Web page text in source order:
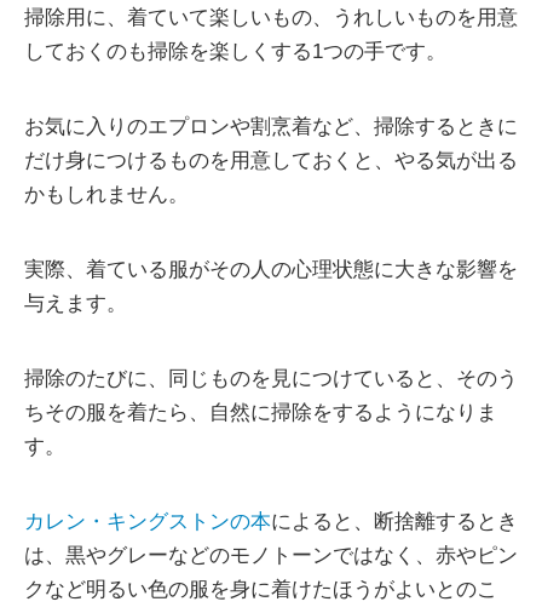
掃除用に、着ていて楽しいもの、うれしいものを用意
しておくのも掃除を楽しくする1つの手です。
お気に入りのエプロンや割烹着など、掃除するときに
だけ身につけるものを用意しておくと、やる気が出る
かもしれません。
実際、着ている服がその人の心理状態に大きな影響を
与えます。
掃除のたびに、同じものを見につけていると、そのう
ちその服を着たら、自然に掃除をするようになりま
す。
カレン・キングストンの本によると、断捨離するとき
は、黒やグレーなどのモノトーンではなく、赤やピン
クなど明るい色の服を身に着けたほうがよいとのこ